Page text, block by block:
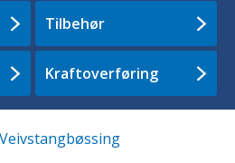
Tilbehør
Kraftoverføring
Veivstangbøssing